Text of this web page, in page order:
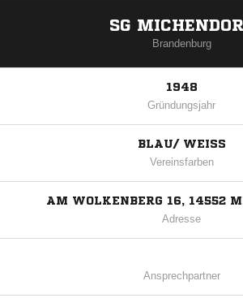
SG
Brandenburg
1948
Gründungsjahr
BLAU/ WEISS
Vereinsfarben
AM WOLKENBERG 16, 14552
Adresse
Ansprechpartner